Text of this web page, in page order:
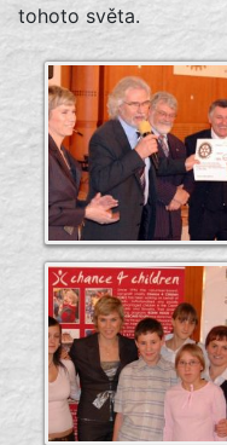
tohoto světa.